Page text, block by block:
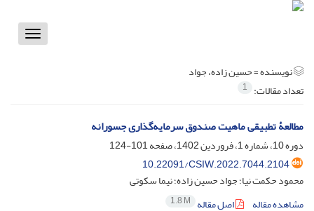
Toggle
نویسنده =حسین زاده، جواد
تعداد مقالات: 1
مطالعۀ تطبیقی ماهیت صندوق سرمایه‌‌گذاری جسورانه
دوره 10، شماره 1، فروردین 1402، صفحه
101-124
10.22091/CSIW.2022.7044.2104
محمود حکمت نیا؛ جواد حسین زاده؛ نیما سکوتی
مشاهده مقاله
اصل مقاله 1.8 M